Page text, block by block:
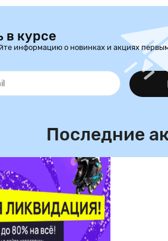
в курсе
информацию о новинках и акциях
Последние